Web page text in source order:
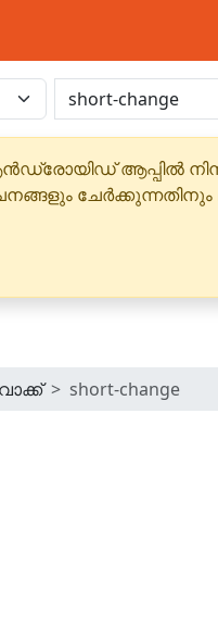
ആപ്പിൽ
വാക്ക് short-change